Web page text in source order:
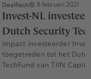
Dealflash 8 februari 2021
Invest-NL
Dutch Security
Impact investeerder
toegetreden tot het
TechFund van TIIN